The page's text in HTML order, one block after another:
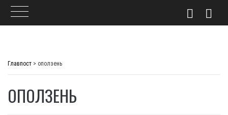
Главпост > оползень
ОПОЛЗЕНЬ